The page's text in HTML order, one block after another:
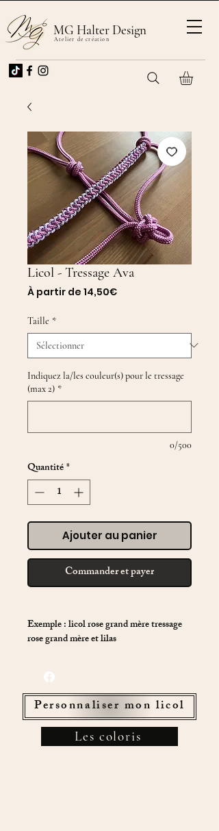
MG Halter Design
Atelier de création
Licol - Tressage Ava
À partir de 14,50€Prix
Taille *
Indiquez la/les couleur(s) pour le tressage
(max 2) *
0/500
Quantité*
Ajouter au panier
Commander et payer
Exemple : licol rose grand mère tressage
rose grand mère et lilas
Personnaliser mon licol
Les coloris